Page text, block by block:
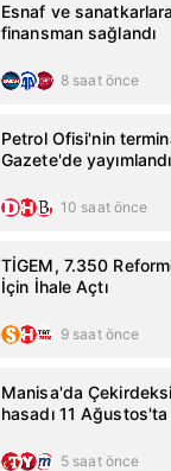
Esnaf ve
finansman sağlandı
8 saat önce
Petrol Ofisi'nin
Gazete'de yayımlandı
10 saat önce
TİGEM, 7.350
İçin İhale Açtı
9 saat önce
Manisa'da
hasadı 11
5 saat önce